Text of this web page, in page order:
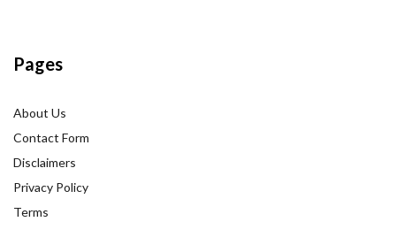
Pages
About Us
Contact Form
Disclaimers
Privacy Policy
Terms